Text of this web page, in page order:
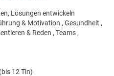
Lösungen entwickeln
& Motivation , Gesundheit ,
& Reden , Teams ,
12 Tln)